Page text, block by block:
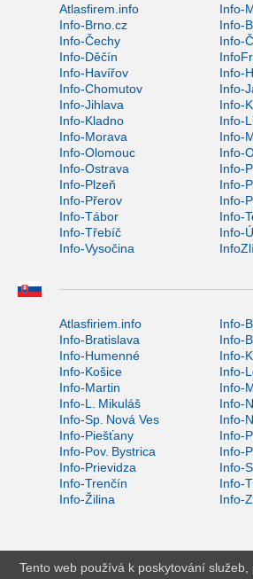
Atlasfirem.info
Info-
Info-Brno.cz
Info-
Info-Čechy
Info-
Info-Děčín
Info-Havířov
Info-
Info-Chomutov
Info-
Info-Jihlava
Info-
Info-Kladno
Info-
Info-Morava
Info-
Info-Olomouc
Info-
Info-Ostrava
Info-
Info-Plzeň
Info-
Info-Přerov
Info-
Info-Tábor
Info-
Info-Třebíč
Info-
Info-Vysočina
Atlasfiriem.info
Info-
Info-Bratislava
Info-
Info-Humenné
Info-
Info-Košice
Info-
Info-Martin
Info-
Info-L. Mikuláš
Info-
Info-Sp. Nová Ves
Info-
Info-Piešťany
Info-
Info-Pov. Bystrica
Info-
Info-Prievidza
Info-
Info-Trenčín
Info-
Info-Žilina
Info-
Tento web používá k poskytování